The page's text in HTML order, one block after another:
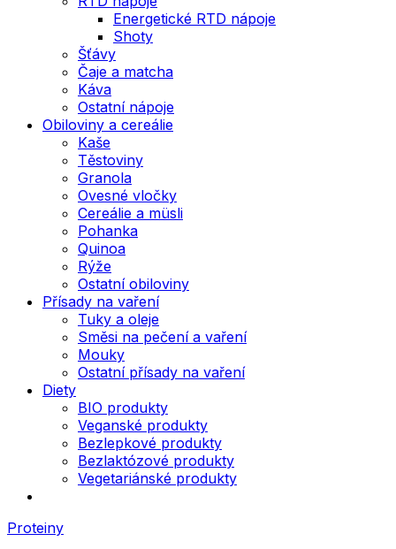
Energetické RTD nápoje
Shoty
Šťávy
Čaje a matcha
Káva
Ostatní nápoje
Obiloviny a cereálie
Kaše
Těstoviny
Granola
Ovesné vločky
Cereálie a müsli
Pohanka
Quinoa
Rýže
Ostatní obiloviny
Přísady na vaření
Tuky a oleje
Směsi na pečení a vaření
Mouky
Ostatní přísady na vaření
Diety
BIO produkty
Veganské produkty
Bezlepkové produkty
Bezlaktózové produkty
Vegetariánské produkty
Proteiny